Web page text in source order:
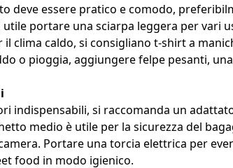
deve essere pratico e comodo,
utile portare una sciarpa leggera per vari
il clima caldo, si consigliano t-shirt a
o pioggia, aggiungere felpe pesanti,
indispensabili, si raccomanda un
medio è utile per la sicurezza del
Portare una torcia elettrica per
food in modo igienico.